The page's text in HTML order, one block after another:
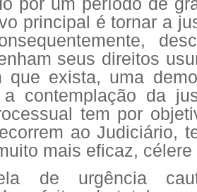
por um período de
principal é tornar a
seus direitos
que exista, uma
contemplação da
tem por
ao Judiciário,
mais eficaz,
de urgência